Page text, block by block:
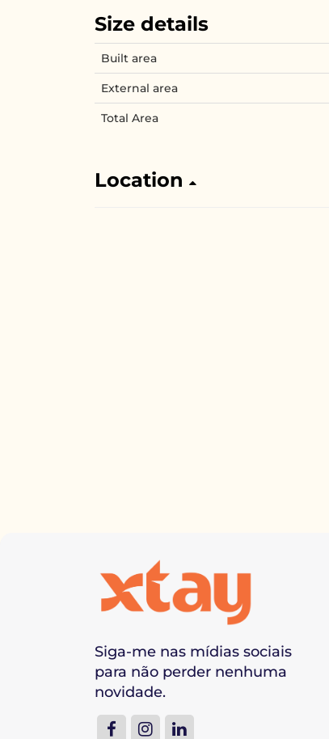
Size details
Built area
External area
Total Area
Location
Siga-me nas mídias sociais
para não perder nenhuma
novidade.